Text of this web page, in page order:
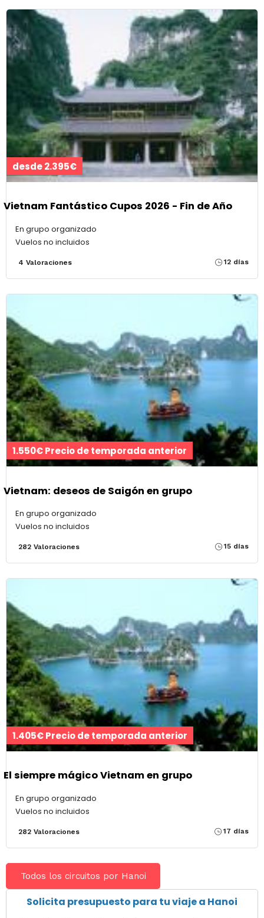
desde 2.395€
Vietnam Fantástico Cupos 2026 - Fin de Año
En grupo organizado
Vuelos no incluidos
4 Valoraciones 12 días
1.550€ Precio de temporada anterior
Vietnam: deseos de Saigón en grupo
En grupo organizado
Vuelos no incluidos
282 Valoraciones 15 días
1.405€ Precio de temporada anterior
El siempre mágico Vietnam en grupo
En grupo organizado
Vuelos no incluidos
282 Valoraciones 17 días
Todos los circuitos por Hanoi
Solicita presupuesto para tu viaje a Hanoi